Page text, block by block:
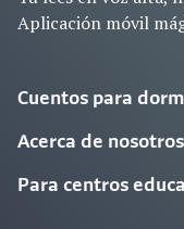
Aplicación móvil
Cuentos para
Acerca de nosotros
Para centros